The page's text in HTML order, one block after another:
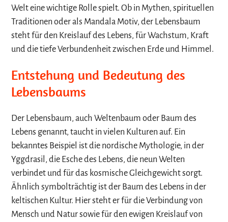
Welt eine wichtige Rolle spielt. Ob in Mythen, spirituellen
Traditionen oder als Mandala Motiv, der Lebensbaum
steht für den Kreislauf des Lebens, für Wachstum, Kraft
und die tiefe Verbundenheit zwischen Erde und Himmel.
Entstehung und Bedeutung des
Lebensbaums
Der Lebensbaum, auch Weltenbaum oder Baum des
Lebens genannt, taucht in vielen Kulturen auf. Ein
bekanntes Beispiel ist die nordische Mythologie, in der
Yggdrasil, die Esche des Lebens, die neun Welten
verbindet und für das kosmische Gleichgewicht sorgt.
Ähnlich symbolträchtig ist der Baum des Lebens in der
keltischen Kultur. Hier steht er für die Verbindung von
Mensch und Natur sowie für den ewigen Kreislauf von